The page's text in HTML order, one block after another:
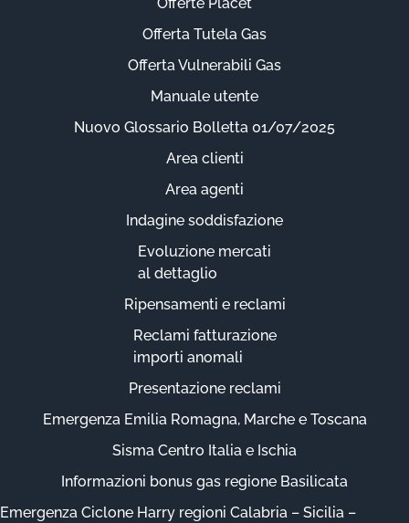
Offerte Placet
Offerta Tutela Gas
Offerta Vulnerabili Gas
Manuale utente
Nuovo Glossario Bolletta 01/07/2025
Area clienti
Area agenti
Indagine soddisfazione
Evoluzione mercati
al dettaglio
Ripensamenti e reclami
Reclami fatturazione
importi anomali
Presentazione reclami
Emergenza Emilia Romagna, Marche e Toscana
Sisma Centro Italia e Ischia
Informazioni bonus gas regione Basilicata
Emergenza Ciclone Harry regioni Calabria – Sicilia –